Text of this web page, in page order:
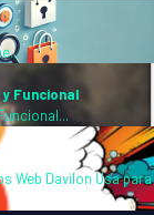
Funcional
Web Davilon Usa para